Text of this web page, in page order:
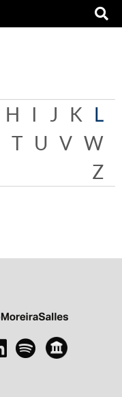
H I J K L
T U V W
Z